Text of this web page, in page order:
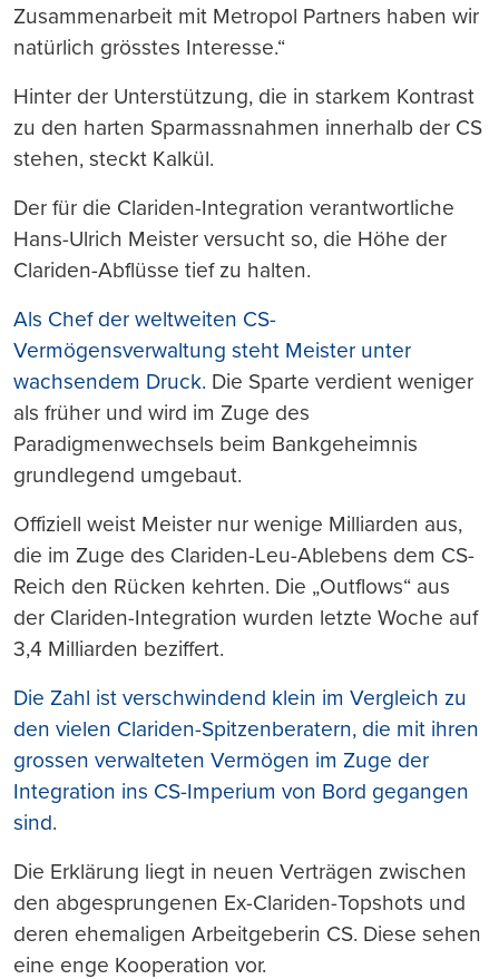
Zusammenarbeit mit Metropol Partners haben wir
natürlich grösstes Interesse.“
Hinter der Unterstützung, die in starkem Kontrast
zu den harten Sparmassnahmen innerhalb der CS
stehen, steckt Kalkül.
Der für die Clariden-Integration verantwortliche
Hans-Ulrich Meister versucht so, die Höhe der
Clariden-Abflüsse tief zu halten.
Als Chef der weltweiten CS-
Vermögensverwaltung steht Meister unter
wachsendem Druck. Die Sparte verdient weniger
als früher und wird im Zuge des
Paradigmenwechsels beim Bankgeheimnis
grundlegend umgebaut.
Offiziell weist Meister nur wenige Milliarden aus,
die im Zuge des Clariden-Leu-Ablebens dem CS-
Reich den Rücken kehrten. Die „Outflows“ aus
der Clariden-Integration wurden letzte Woche auf
3,4 Milliarden beziffert.
Die Zahl ist verschwindend klein im Vergleich zu
den vielen Clariden-Spitzenberatern, die mit ihren
grossen verwalteten Vermögen im Zuge der
Integration ins CS-Imperium von Bord gegangen
sind.
Die Erklärung liegt in neuen Verträgen zwischen
den abgesprungenen Ex-Clariden-Topshots und
deren ehemaligen Arbeitgeberin CS. Diese sehen
eine enge Kooperation vor.